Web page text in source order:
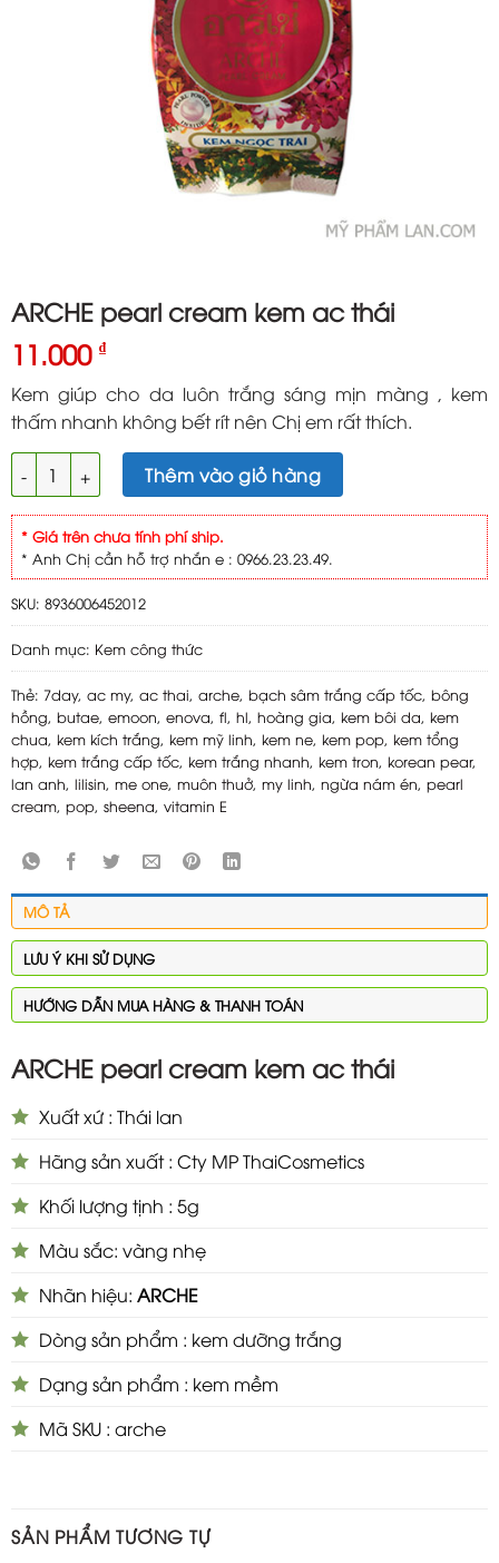
ARCHE pearl cream kem ac thái
11.000 ₫
Kem giúp cho da luôn trắng sáng mịn màng , kem
thấm nhanh không bết rít nên Chị em rất thích.
ARCHE pearl cream kem ac thái số lượng
Thêm vào giỏ hàng
* Giá trên chưa tính phí ship.
* Anh Chị cần hỗ trợ nhắn e : 0966.23.23.49.
SKU: 8936006452012
Danh mục: Kem công thức
Thẻ: 7day, ac my, ac thai, arche, bạch sâm trắng cấp tốc, bông
hồng, butae, emoon, enova, fl, hl, hoàng gia, kem bôi da, kem
chua, kem kích trắng, kem mỹ linh, kem ne, kem pop, kem tổng
hợp, kem trắng cấp tốc, kem trắng nhanh, kem tron, korean pear,
lan anh, lilisin, me one, muôn thuở, my linh, ngừa nám én, pearl
cream, pop, sheena, vitamin E
MÔ TẢ
LƯU Ý KHI SỬ DỤNG
HƯỚNG DẪN MUA HÀNG & THANH TOÁN
ARCHE pearl cream kem ac thái
Xuất xứ : Thái lan
Hãng sản xuất : Cty MP ThaiCosmetics
Khối lượng tịnh : 5g
Màu sắc: vàng nhẹ
Nhãn hiệu: ARCHE
Dòng sản phẩm : kem dưỡng trắng
Dạng sản phẩm : kem mềm
Mã SKU : arche
SẢN PHẨM TƯƠNG TỰ